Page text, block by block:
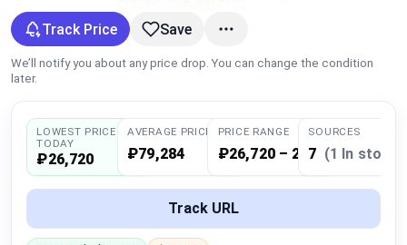
Compare
Log in
Track Price Save
We’ll notify you about any price drop. You can change the condition
later.
LOWEST PRICE
TODAY
₽26,720
AVERAGE PRICE
₽79,284
PRICE RANGE
₽26,720 – 225,946
SOURCES
7 (1 In stock)
Track URL